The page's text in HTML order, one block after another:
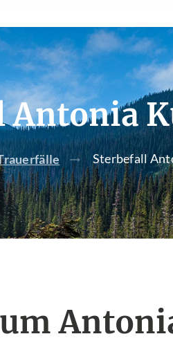
Antonia
Sterbefall